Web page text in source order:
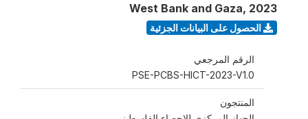
West Bank and Gaza, 2023
الحصول على البيانات الجزئية
الرقم المرجعي
PSE-PCBS-HICT-2023-V1.0
المنتجون